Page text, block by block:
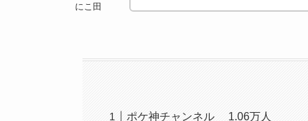
にこ田
ポケ神チャンネル 1.06万人